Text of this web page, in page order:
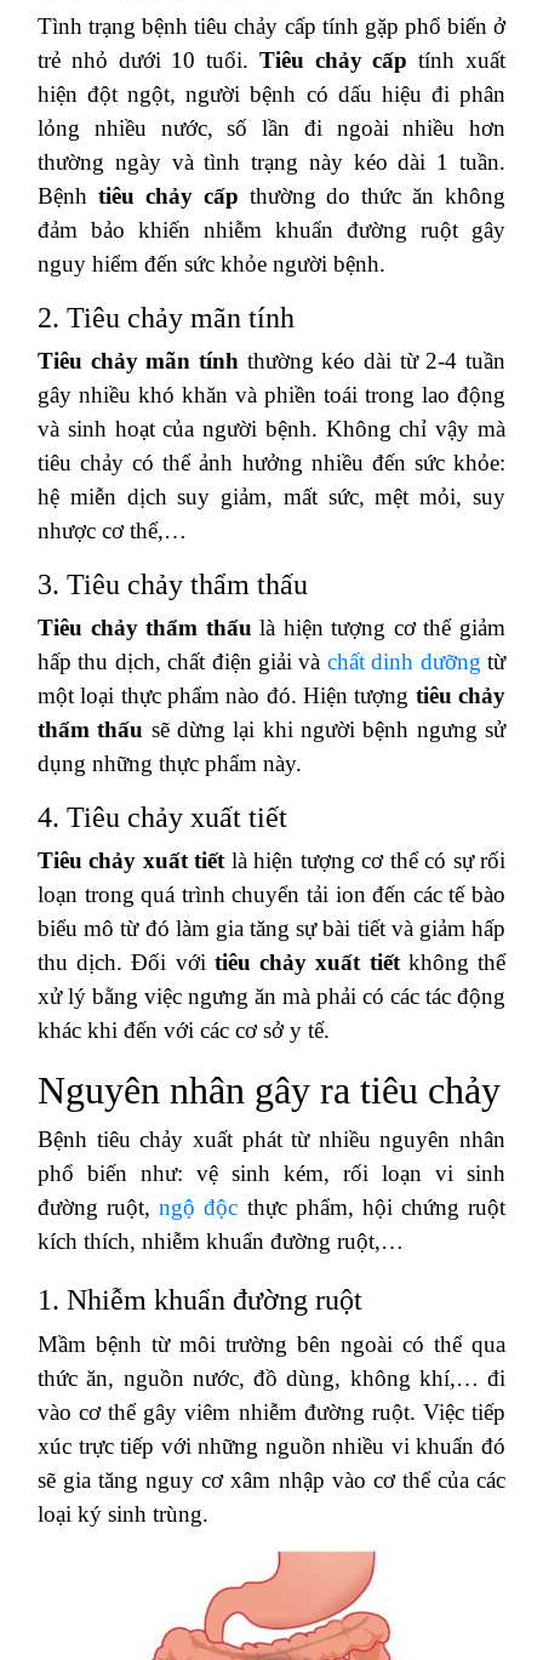
Tình trạng bệnh tiêu chảy cấp tính gặp phổ biến ở
trẻ nhỏ dưới 10 tuổi. Tiêu chảy cấp tính xuất
hiện đột ngột, người bệnh có dấu hiệu đi phân
lỏng nhiều nước, số lần đi ngoài nhiều hơn
thường ngày và tình trạng này kéo dài 1 tuần.
Bệnh tiêu chảy cấp thường do thức ăn không
đảm bảo khiến nhiễm khuẩn đường ruột gây
nguy hiểm đến sức khỏe người bệnh.
2. Tiêu chảy mãn tính
Tiêu chảy mãn tính thường kéo dài từ 2-4 tuần
gây nhiều khó khăn và phiền toái trong lao động
và sinh hoạt của người bệnh. Không chỉ vậy mà
tiêu chảy có thể ảnh hưởng nhiều đến sức khỏe:
hệ miễn dịch suy giảm, mất sức, mệt mỏi, suy
nhược cơ thể,…
3. Tiêu chảy thẩm thấu
Tiêu chảy thẩm thấu là hiện tượng cơ thể giảm
hấp thu dịch, chất điện giải và chất dinh dưỡng từ
một loại thực phẩm nào đó. Hiện tượng tiêu chảy
thẩm thấu sẽ dừng lại khi người bệnh ngưng sử
dụng những thực phẩm này.
4. Tiêu chảy xuất tiết
Tiêu chảy xuất tiết là hiện tượng cơ thể có sự rối
loạn trong quá trình chuyển tải ion đến các tế bào
biểu mô từ đó làm gia tăng sự bài tiết và giảm hấp
thu dịch. Đối với tiêu chảy xuất tiếtkhông thể
xử lý bằng việc ngưng ăn mà phải có các tác động
khác khi đến với các cơ sở y tế.
Nguyên nhân gây ra tiêu chảy
Bệnh tiêu chảy xuất phát từ nhiều nguyên nhân
phổ biến như: vệ sinh kém, rối loạn vi sinh
đường ruột,ngộ độc thực phẩm, hội chứng ruột
kích thích, nhiễm khuẩn đường ruột,…
1. Nhiễm khuẩn đường ruột
Mầm bệnh từ môi trường bên ngoài có thể qua
thức ăn, nguồn nước, đồ dùng, không khí,… đi
vào cơ thể gây viêm nhiễm đường ruột. Việc tiếp
xúc trực tiếp với những nguồn nhiều vi khuẩn đó
sẽ gia tăng nguy cơ xâm nhập vào cơ thể của các
loại ký sinh trùng.